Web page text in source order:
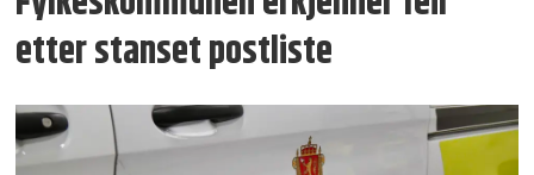
etter stanset postliste